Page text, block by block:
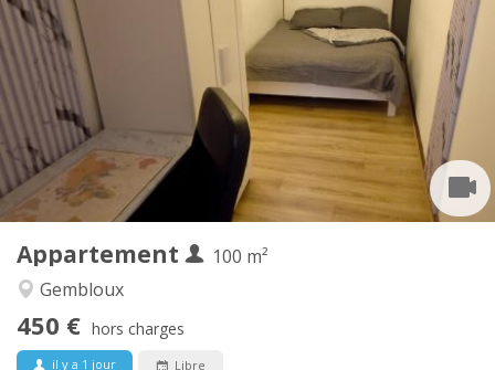
Appartement
100 m²
Gembloux
450 € hors charges
il y a 1 jour Libre
Loyer:
450 €
Charges:
150 €
Durée:
12 mois, 11 mois, 10 mois, 5-6 mois
Domiciliation:
Sous conditions
Aménagement
Salle de bain:
Commune
Cuisine:
Commune
Superficie:
100 m
Pièces privées: